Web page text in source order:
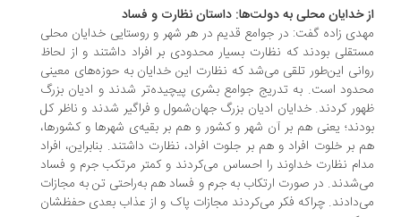
خدایان محلی به دولت‌ها: داستان نظارت و فساد
زاده گفت: در جوامع قدیم در هر شهر و روستایی خدایان محلی
بودند که نظارت بسیار محدودی بر افراد داشتند و از لحاظ
این‌طور تلقی می‌شد که نظارت این خدایان به حوزه‌های معینی
است. به تدریج جوامع بشری پیچیده‌تر شدند و ادیان بزرگ
کردند. خدایان ادیان بزرگ جهان‌شمول و فراگیر شدند و ناظر کل
یعنی هم بر آن شهر و کشور و هم بر بقیه‌ی شهرها و کشورها،
بر خلوت افراد و هم بر جلوت افراد، نظارت داشتند. بنابراین، افراد
نظارت خداوند را احساس می‌کردند و کمتر مرتکب جرم و فساد
در صورت ارتکاب به جرم و فساد هم به‌راحتی تن به مجازات
چراکه فکر می‌کردند مجازات پاک و از عذاب بعدی حفظشان